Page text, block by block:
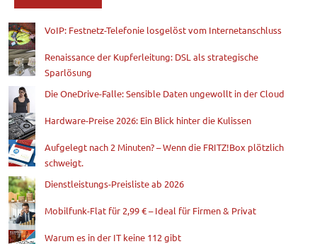
Blog VoIP: Festnetz-Telefonie losgelöst vom Internetanschluss
Renaissance der Kupferleitung: DSL als strategische
Sparlösung
Die OneDrive-Falle: Sensible Daten ungewollt in der Cloud
Hardware-Preise 2026: Ein Blick hinter die Kulissen
Aufgelegt nach 2 Minuten? – Wenn die FRITZ!Box plötzlich
schweigt.
Dienstleistungs-Preisliste ab 2026
Mobilfunk-Flat für 2,99 € – Ideal für Firmen & Privat
Warum es in der IT keine 112 gibt